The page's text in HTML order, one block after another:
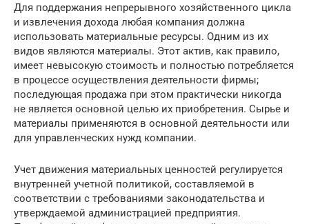
Для поддержания непрерывного хозяйственного цикла
и извлечения дохода любая компания должна
использовать материальные ресурсы. Одним из их
видов являются материалы. Этот актив, как правило,
имеет невысокую стоимость и полностью потребляется
в процессе осуществления деятельности фирмы;
последующая продажа при этом практически никогда
не является основной целью их приобретения. Сырье и
материалы применяются в основной деятельности или
для управленческих нужд компании.
Учет движения материальных ценностей регулируется
внутренней учетной политикой, составляемой в
соответствии с требованиями законодательства и
утверждаемой администрацией предприятия.